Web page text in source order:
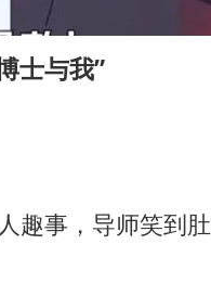
群众转移
要有文化
士与我”
趣事，导师笑到肚